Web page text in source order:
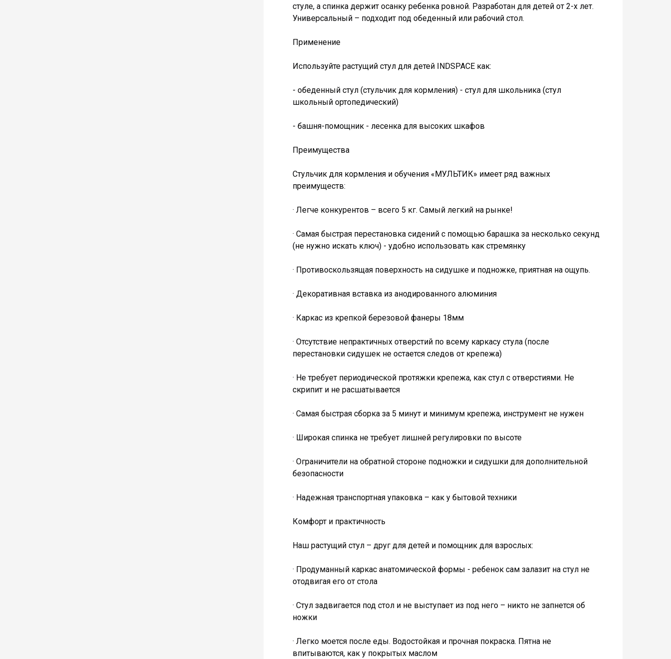
стуле, а спинка держит осанку ребенка ровной. Разработан для детей от 2-х лет.
Универсальный – подходит под обеденный или рабочий стол.
Применение
Используйте растущий стул для детей INDSPACE как:
- обеденный стул (стульчик для кормления) - стул для школьника (стул
школьный ортопедический)
- башня-помощник - лесенка для высоких шкафов
Преимущества
Стульчик для кормления и обучения «МУЛЬТИК» имеет ряд важных
преимуществ:
· Легче конкурентов – всего 5 кг. Самый легкий на рынке!
· Самая быстрая перестановка сидений с помощью барашка за несколько секунд
(не нужно искать ключ) - удобно использовать как стремянку
· Противоскользящая поверхность на сидушке и подножке, приятная на ощупь.
· Декоративная вставка из анодированного алюминия
· Каркас из крепкой березовой фанеры 18мм
· Отсутствие непрактичных отверстий по всему каркасу стула (после
перестановки сидушек не остается следов от крепежа)
· Не требует периодической протяжки крепежа, как стул с отверстиями. Не
скрипит и не расшатывается
· Самая быстрая сборка за 5 минут и минимум крепежа, инструмент не нужен
· Широкая спинка не требует лишней регулировки по высоте
· Ограничители на обратной стороне подножки и сидушки для дополнительной
безопасности
· Надежная транспортная упаковка – как у бытовой техники
Комфорт и практичность
Наш растущий стул – друг для детей и помощник для взрослых:
· Продуманный каркас анатомической формы - ребенок сам залазит на стул не
отодвигая его от стола
· Стул задвигается под стол и не выступает из под него – никто не запнется об
ножки
· Легко моется после еды. Водостойкая и прочная покраска. Пятна не
впитываются, как у покрытых маслом